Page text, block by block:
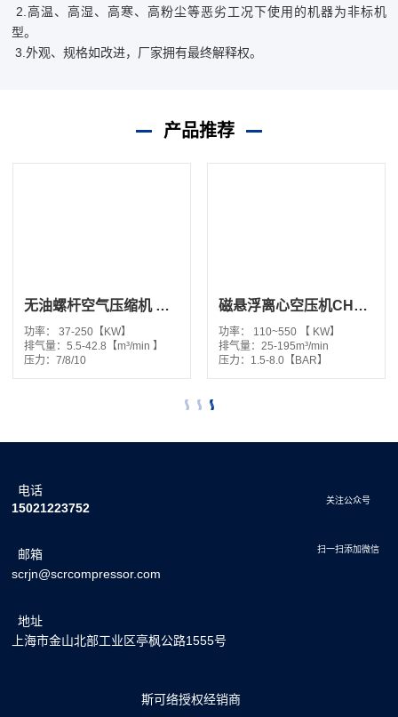
2.高温、高湿、高寒、高粉尘等恶劣工况下使用的机器为非标机
型。
3.外观、规格如改进，厂家拥有最终解释权。
产品推荐
无油螺杆空气压缩机 GPM2系列
功率：
37-250【KW】
排气量：5.5-42.8【m³/min 】
压力：7/8/10
磁悬浮离心空压机CH系列
功率：
110~550 【 KW】
排气量：25-195m³/min
压力： 1.5-8.0【BAR】
电话
15021223752
邮箱
scrjn@scrcompressor.com
地址
上海市金山北部工业区亭枫公路1555号
关注公众号
扫一扫添加微信
斯可络授权经销商